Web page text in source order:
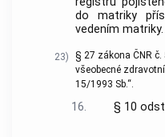
do matriky
vedením matriky.
23)
§ 27 zákona ČNR
všeobecné
15/1993 Sb.“.
16. § 10